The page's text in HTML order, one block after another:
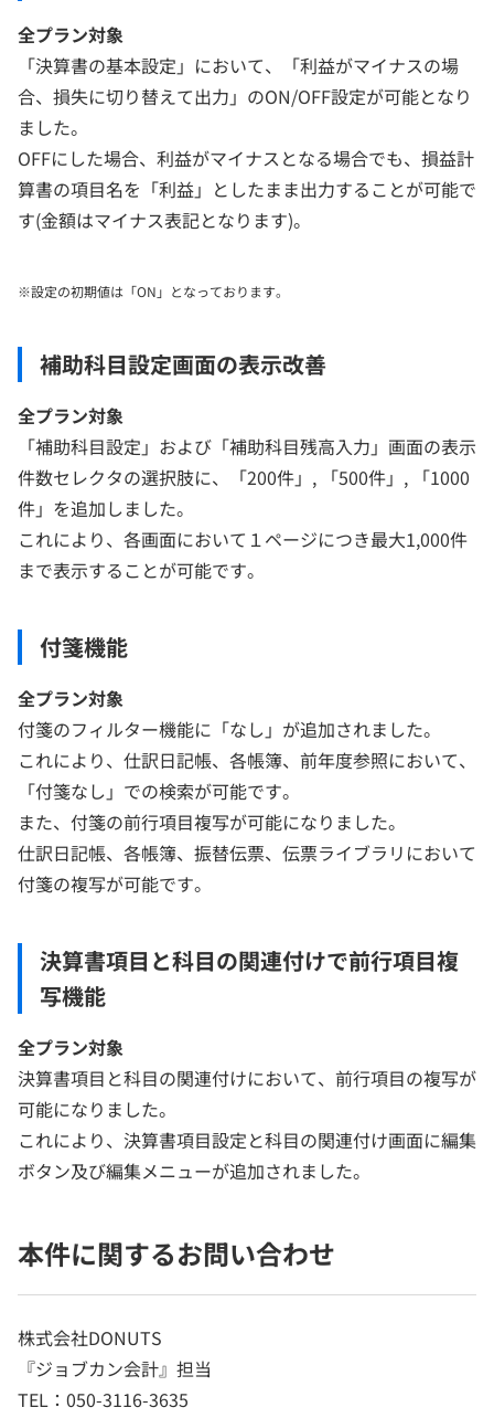
全プラン対象
「決算書の基本設定」において、「利益がマイナスの場
合、損失に切り替えて出力」のON/OFF設定が可能となり
ました。
OFFにした場合、利益がマイナスとなる場合でも、損益計
算書の項目名を「利益」としたまま出力することが可能で
す(金額はマイナス表記となります)。
※設定の初期値は「ON」となっております。
補助科目設定画面の表示改善
全プラン対象
「補助科目設定」および「補助科目残高入力」画面の表示
件数セレクタの選択肢に、「200件」, 「500件」, 「1000
件」を追加しました。
これにより、各画面において１ページにつき最大1,000件
まで表示することが可能です。
付箋機能
全プラン対象
付箋のフィルター機能に「なし」が追加されました。
これにより、仕訳日記帳、各帳簿、前年度参照において、
「付箋なし」での検索が可能です。
また、付箋の前行項目複写が可能になりました。
仕訳日記帳、各帳簿、振替伝票、伝票ライブラリにおいて
付箋の複写が可能です。
決算書項目と科目の関連付けで前行項目複
写機能
全プラン対象
決算書項目と科目の関連付けにおいて、前行項目の複写が
可能になりました。
これにより、決算書項目設定と科目の関連付け画面に編集
ボタン及び編集メニューが追加されました。
本件に関するお問い合わせ
株式会社DONUTS
『ジョブカン会計』担当
TEL：050-3116-3635